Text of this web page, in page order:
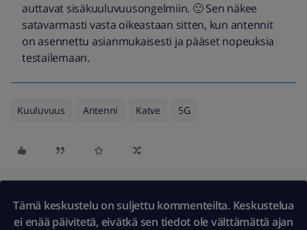
auttavat sisäkuuluvuusongelmiin. 🙂 Sen näkee
satavarmasti vasta oikeastaan sitten, kun antennit
on asennettu asianmukaisesti ja pääset nopeuksia
testailemaan.
Kuuluvuus Antenni Katve 5G
Tämä keskustelu on suljettu kommenteilta. Keskustelua
ei enää päivitetä, eivätkä sen tiedot ole välttämättä ajan